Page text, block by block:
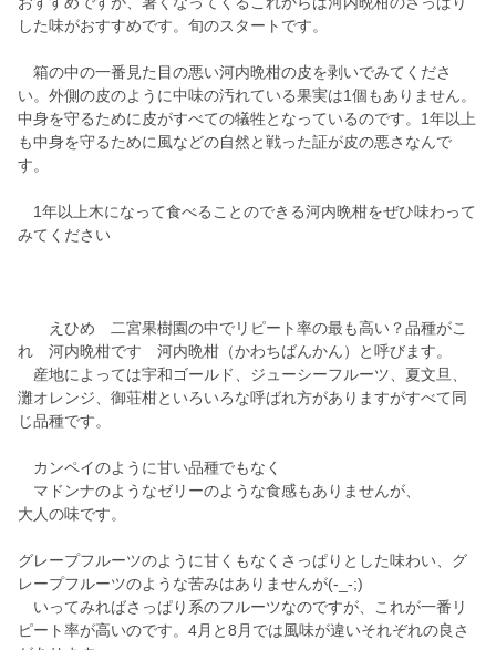
した味がおすすめです。旬のスタートです。
箱の中の一番見た目の悪い河内晩柑の皮を剥いでみてくださ
い。外側の皮のように中味の汚れている果実は1個もありません。
中身を守るために皮がすべての犠牲となっているのです。1年以上
も中身を守るために風などの自然と戦った証が皮の悪さなんで
す。
1年以上木になって食べることのできる河内晩柑をぜひ味わって
みてください
えひめ 二宮果樹園の中でリピート率の最も高い？品種がこ
れ 河内晩柑です 河内晩柑（かわちばんかん）と呼びます。
産地によっては宇和ゴールド、ジューシーフルーツ、夏文旦、
灘オレンジ、御荘柑といろいろな呼ばれ方がありますがすべて同
じ品種です。
カンペイのように甘い品種でもなく
マドンナのようなゼリーのような食感もありませんが、
大人の味です。
グレープフルーツのように甘くもなくさっぱりとした味わい、グ
レープフルーツのような苦みはありませんが(-_-;)
いってみればさっぱり系のフルーツなのですが、これが一番リ
ピート率が高いのです。4月と8月では風味が違いそれぞれの良さ